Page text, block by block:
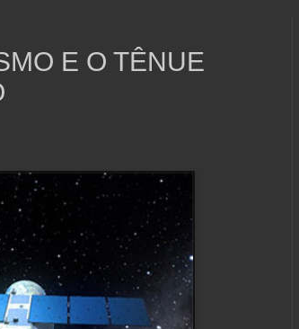
E O TÊNUE